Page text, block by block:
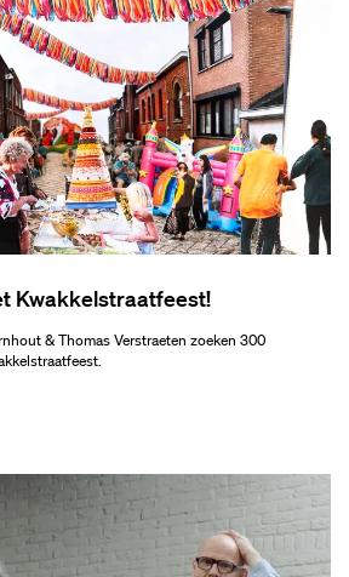
Kwakkelstraatfeest!
& Thomas Verstraeten zoeken 300